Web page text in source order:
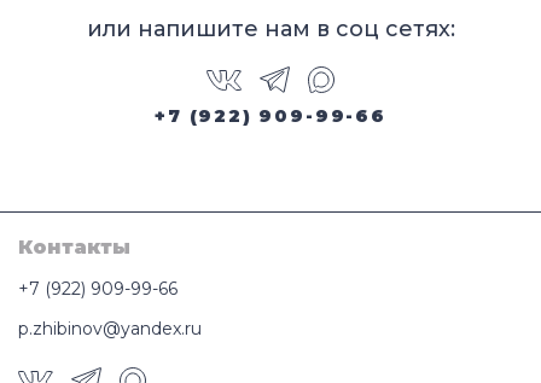
или напишите нам в соц сетях:
+7 (922) 909-99-66
Контакты
+7 (922) 909-99-66
p.zhibinov@yandex.ru